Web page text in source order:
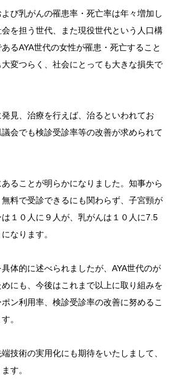
び乳がんの罹患率・死亡率は年々増加し
を担う世代、また現役世代という人口構
るAYA世代の女性が罹患・死亡すること
変つらく、社会にとっても大きな損失で
見、治療を行えば、治るといわれてお
会でも検診受診率等の改善が求められて
ることが明らかになりました。知事から
料で受診できるにも関わらず、子宮頸が
１０人に９人が、乳がんは１０人に7.5
なります。
体的に述べられましたが、AYA世代のが
にも、今後はこれまで以上に取り組みを
ン利用率、検診受診率の改善に努めるこ
。
技術の実用化にも期待をいたしまして、
す。